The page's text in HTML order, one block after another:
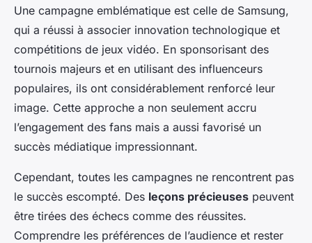
Une campagne emblématique est celle de Samsung,
qui a réussi à associer innovation technologique et
compétitions de jeux vidéo. En sponsorisant des
tournois majeurs et en utilisant des influenceurs
populaires, ils ont considérablement renforcé leur
image. Cette approche a non seulement accru
l’engagement des fans mais a aussi favorisé un
succès médiatique impressionnant.
Cependant, toutes les campagnes ne rencontrent pas
le succès escompté. Des leçons précieuses peuvent
être tirées des échecs comme des réussites.
Comprendre les préférences de l’audience et rester